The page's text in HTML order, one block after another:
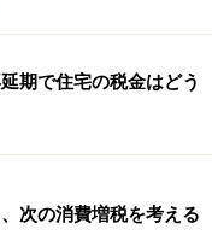
期で住宅の税金はどう
次の消費増税を考える